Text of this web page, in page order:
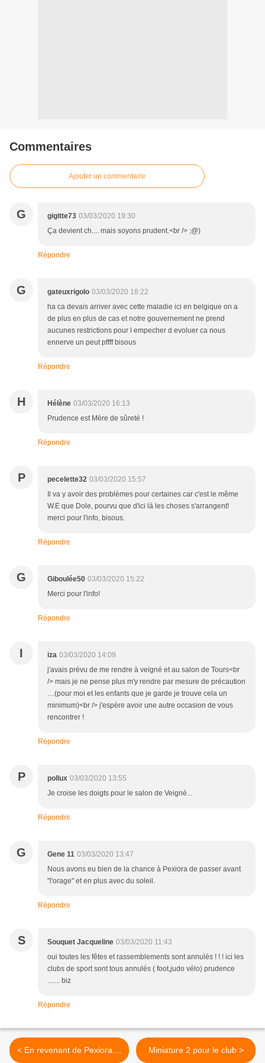
Commentaires
Ajouter un commentaire
G gigitte73 03/03/2020 19:30
Ça devient ch.... mais soyons prudent.<br /> ;@)
Répondre
G gateuxrigolo 03/03/2020 18:22
ha ca devais arriver avec cette maladie ici en belgique on a
de plus en plus de cas et notre gouvernement ne prend
aucunes restrictions pour l empecher d evoluer ca nous
ennerve un peut pffff bisous
Répondre
H Hélène 03/03/2020 16:13
Prudence est Mère de sûreté !
Répondre
P pecelette32 03/03/2020 15:57
Il va y avoir des problèmes pour certaines car c'est le même
W.E que Dole, pourvu que d'ici là les choses s'arrangent!
merci pour l'info, bisous.
Répondre
G Giboulée50 03/03/2020 15:22
Merci pour l'info!
Répondre
I iza 03/03/2020 14:09
j'avais prévu de me rendre à veigné et au salon de Tours<br
/> mais je ne pense plus m'y rendre par mesure de précaution
…(pour moi et les enfants que je garde je trouve cela un
minimum)<br /> j'espère avoir une autre occasion de vous
rencontrer !
Répondre
P pollux 03/03/2020 13:55
Je croise les doigts pour le salon de Veigné...
Répondre
G Gene 11 03/03/2020 13:47
Nous avons eu bien de la chance à Pexiora de passer avant
"l'orage" et en plus avec du soleil.
Répondre
S Souquet Jacqueline 03/03/2020 11:43
oui toutes les fêtes et rassemblements sont annulés ! ! ! ici les
clubs de sport sont tous annulés ( foot,judo vélo) prudence
....... biz
Répondre
< En revenant de Pexiora.... Miniature 2 pour le club >